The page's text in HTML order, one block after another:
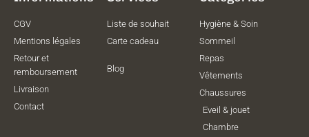
CGV
Mentions légales
Retour et
remboursement
Livraison
Contact
Liste de souhait
Carte cadeau
Blog
Hygiène & Soin
Sommeil
Repas
Vêtements
Chaussures
Eveil & jouet
Chambre